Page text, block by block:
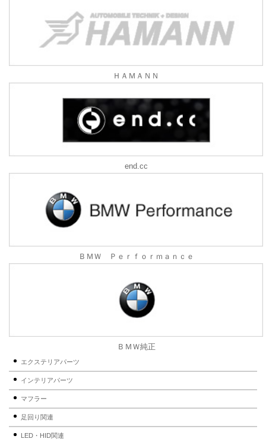
ＨＡＭＡＮＮ
end.cc
ＢＭＷ Ｐｅｒｆｏｒｍａｎｃｅ
ＢＭＷ純正
エクステリアパーツ
インテリアパーツ
マフラー
足回り関連
LED・HID関連